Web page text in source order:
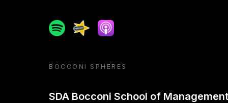
SpotifySpreakerApple podcast
BOCCONI SPHERES
SDA Bocconi School of Management